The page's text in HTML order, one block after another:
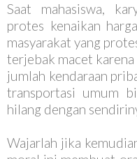
Saat mahasiswa,
protes kenaikan
masyarakat yang
terjebak macet
jumlah kendaraan
transportasi umum
hilang dengan
Wajarlah jika